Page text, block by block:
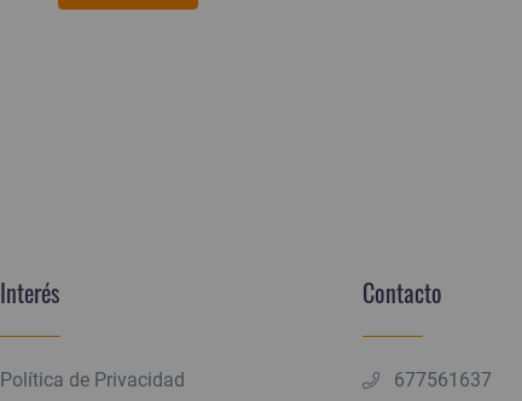
Interés
Política de Privacidad
Contacto
677561637